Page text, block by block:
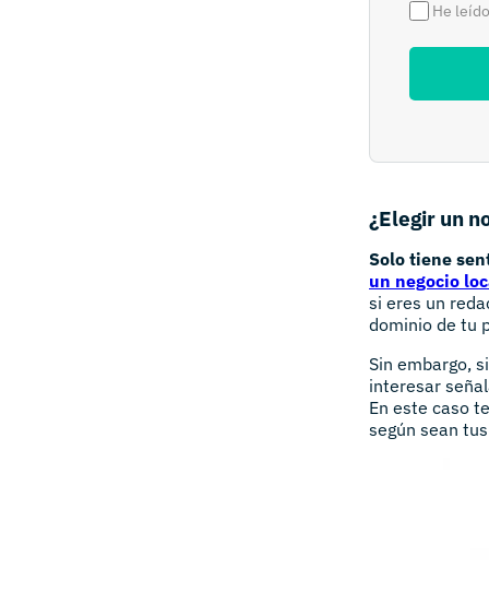
He
¿Elegir un
Solo tiene
un negocio
si eres un
dominio de tu
Sin embargo,
interesar
En este caso
según sean